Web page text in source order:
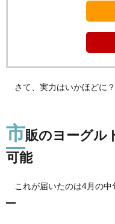
さて、実力はいかほどに？
市販のヨーグル
可能
これが届いたのは4月の中